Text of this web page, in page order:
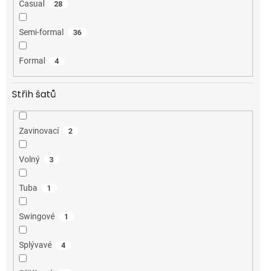
Casual 28
Semi-formal 36
Formal 4
Střih šatů
Zavinovací 2
Volný 3
Tuba 1
Swingové 1
Splývavé 4